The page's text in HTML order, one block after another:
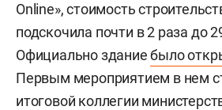
Online», стоимость
подскочила почти в 2 раза до
Официально зданиебыло
Первым мероприятием в нем
итоговой коллегии